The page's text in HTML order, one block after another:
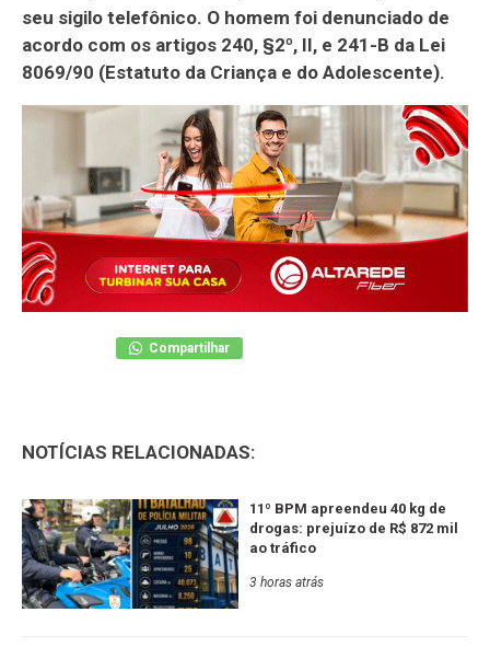
seu sigilo telefônico. O homem foi denunciado de
acordo com os artigos 240, §2º, II, e 241-B da Lei
8069/90 (Estatuto da Criança e do Adolescente).
Compartilhar
NOTÍCIAS RELACIONADAS:
11º BPM apreendeu 40 kg de
drogas: prejuízo de R$ 872 mil
ao tráfico
3 horas atrás